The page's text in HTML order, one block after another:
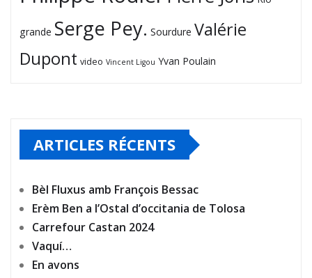
grande Serge Pey. Sourdure Valérie
Dupont video Vincent Ligou Yvan Poulain
ARTICLES RÉCENTS
Bèl Fluxus amb François Bessac
Erèm Ben a l’Ostal d’occitania de Tolosa
Carrefour Castan 2024
Vaquí…
En avons